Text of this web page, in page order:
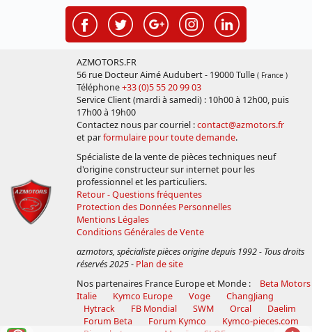
AZMOTORS.FR
56 rue Docteur Aimé Audubert - 19000 Tulle ( France )
Téléphone+33 (0)5 55 20 99 03
Service Client (mardi à samedi) : 10h00 à 12h00, puis
17h00 à 19h00
Contactez nous par courriel :contact@azmotors.fr
et parformulaire pour toute demande.
Spécialiste de la vente de pièces techniques neuf
d'origine constructeur sur internet pour les
professionnel et les particuliers.
Retour - Questions fréquentes
Protection des Données Personnelles
Mentions Légales
Conditions Générales de Vente
azmotors, spécialiste pièces origine depuis 1992 - Tous droits
réservés 2025- Plan de site
Nos partenaires France Europe et Monde :
Beta Motors
Italie
Kymco Europe Voge
ChangJiang
Hytrack
FB Mondial SWM Orcal
Daelim
Forum Beta
Forum Kymco
Kymco-pieces.com